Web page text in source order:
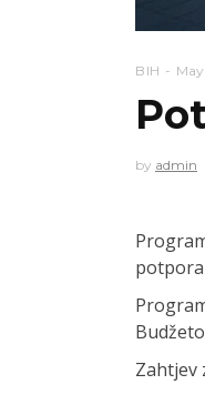
BIH
by admin
Zahtjev